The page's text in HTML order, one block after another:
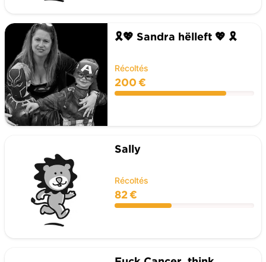
🎗️💖 Sandra hëlleft 💖 🎗️
Récoltés
200 €
Sally
Récoltés
82 €